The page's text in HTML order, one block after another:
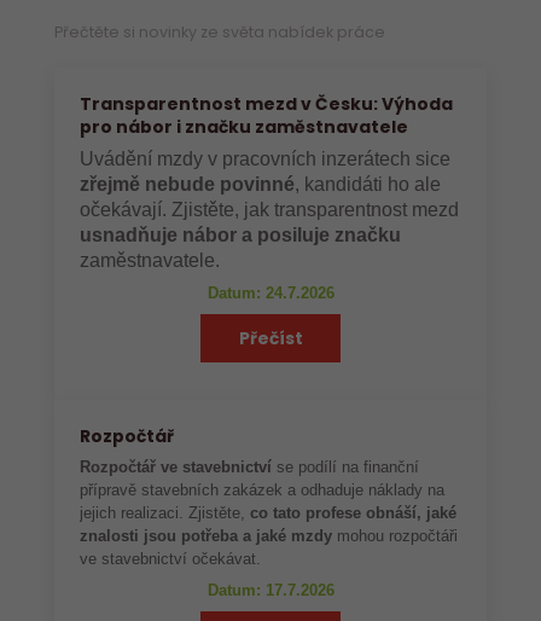
Přečtěte si novinky ze světa nabídek práce
Transparentnost mezd v Česku: Výhoda
pro nábor i značku zaměstnavatele
Uvádění mzdy v pracovních inzerátech sice
zřejmě nebude povinné, kandidáti ho ale
očekávají. Zjistěte, jak transparentnost mezd
usnadňuje nábor a posiluje značku
zaměstnavatele.
Datum: 24.7.2026
Přečíst
Rozpočtář
Rozpočtář ve stavebnictví se podílí na finanční
přípravě stavebních zakázek a odhaduje náklady na
jejich realizaci. Zjistěte,co tato profese obnáší, jaké
znalosti jsou potřeba a jaké mzdy mohou rozpočtáři
ve stavebnictví očekávat.
Datum: 17.7.2026